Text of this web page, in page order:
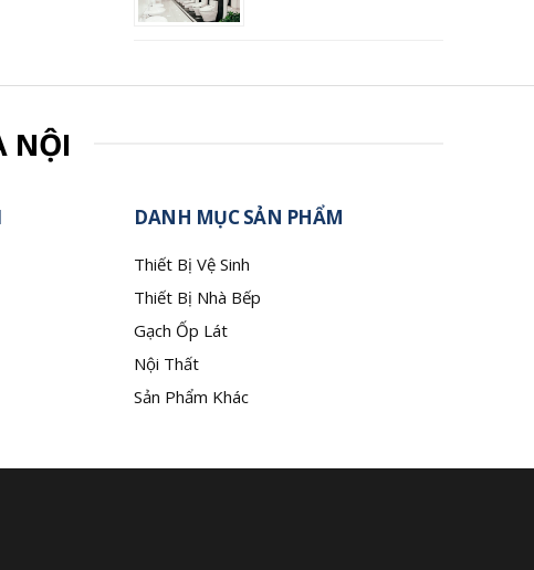
NỘI
DANH MỤC SẢN PHẨM
Thiết Bị Vệ Sinh
Thiết Bị Nhà Bếp
Gạch Ốp Lát
Nội Thất
Sản Phẩm Khác